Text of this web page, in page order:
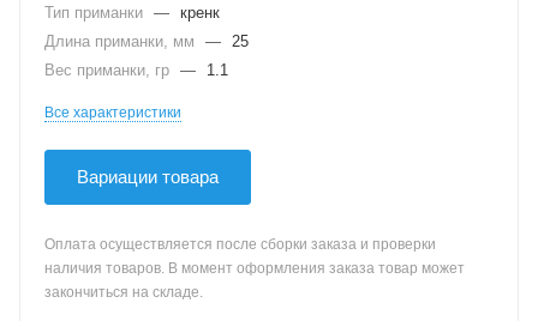
Тип приманки — кренк
Длина приманки, мм
— 25
Вес приманки, гр — 1.1
Все характеристики
Вариации товара
Оплата осуществляется после сборки заказа и проверки
наличия товаров. В момент оформления заказа товар может
закончиться на складе.